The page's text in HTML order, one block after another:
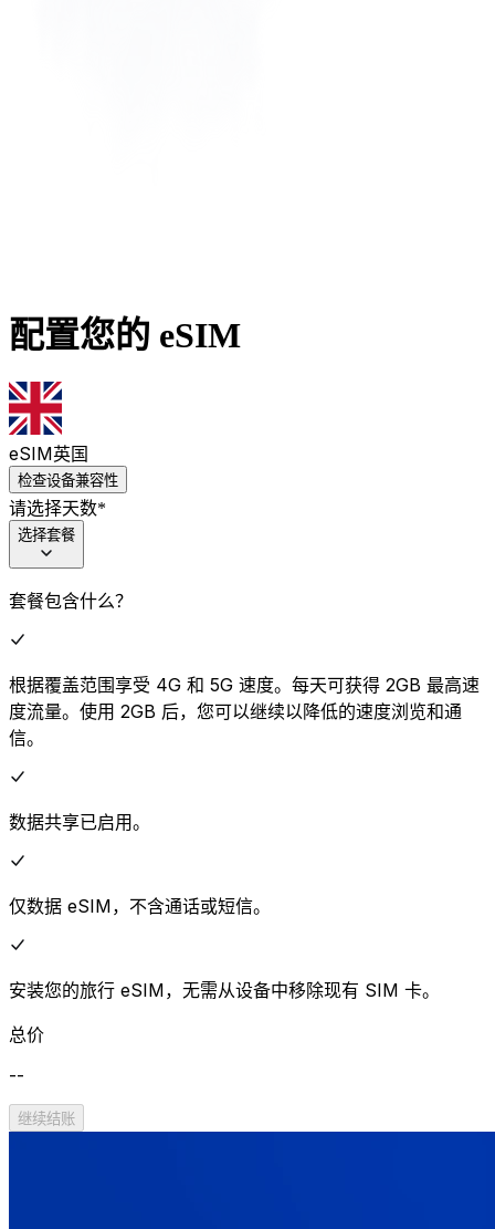
配置您的 eSIM
eSIM英国
检查设备兼容性
请选择天数*
选择套餐
套餐包含什么？
根据覆盖范围享受 4G 和 5G 速度。每天可获得 2GB 最高速
度流量。使用 2GB 后，您可以继续以降低的速度浏览和通
信。
数据共享已启用。
仅数据 eSIM，不含通话或短信。
安装您的旅行 eSIM，无需从设备中移除现有 SIM 卡。
总价
--
继续结账